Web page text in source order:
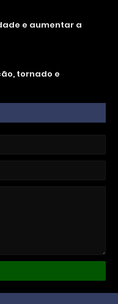
e aumentar a
tornado e